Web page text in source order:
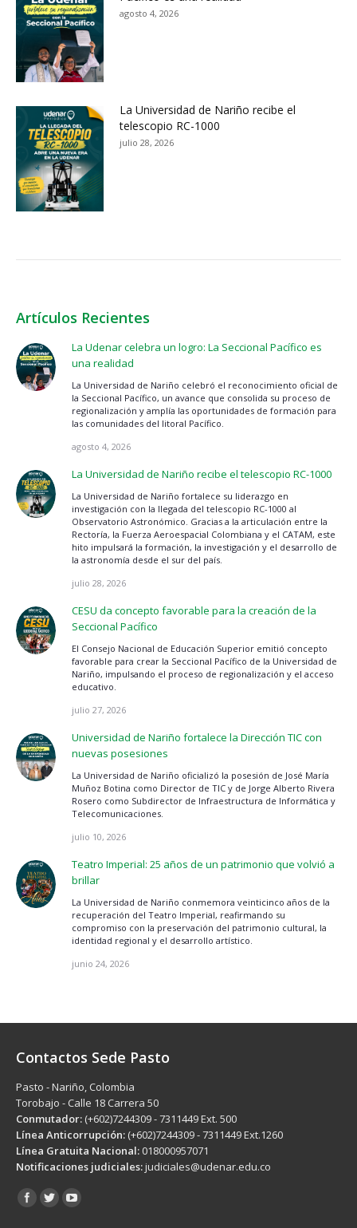
agosto 4, 2026
La Universidad de Nariño recibe el
telescopio RC-1000
julio 28, 2026
Artículos Recientes
La Udenar celebra un logro: La Seccional Pacífico es
una realidad
La Universidad de Nariño celebró el reconocimiento oficial de
la Seccional Pacífico, un avance que consolida su proceso de
regionalización y amplía las oportunidades de formación para
las comunidades del litoral Pacífico.
agosto 4, 2026
La Universidad de Nariño recibe el telescopio RC-1000
La Universidad de Nariño fortalece su liderazgo en
investigación con la llegada del telescopio RC-1000 al
Observatorio Astronómico. Gracias a la articulación entre la
Rectoría, la Fuerza Aeroespacial Colombiana y el CATAM, este
hito impulsará la formación, la investigación y el desarrollo de
la astronomía desde el sur del país.
julio 28, 2026
CESU da concepto favorable para la creación de la
Seccional Pacífico
El Consejo Nacional de Educación Superior emitió concepto
favorable para crear la Seccional Pacífico de la Universidad de
Nariño, impulsando el proceso de regionalización y el acceso
educativo.
julio 27, 2026
Universidad de Nariño fortalece la Dirección TIC con
nuevas posesiones
La Universidad de Nariño oficializó la posesión de José María
Muñoz Botina como Director de TIC y de Jorge Alberto Rivera
Rosero como Subdirector de Infraestructura de Informática y
Telecomunicaciones.
julio 10, 2026
Teatro Imperial: 25 años de un patrimonio que volvió a
brillar
La Universidad de Nariño conmemora veinticinco años de la
recuperación del Teatro Imperial, reafirmando su
compromiso con la preservación del patrimonio cultural, la
identidad regional y el desarrollo artístico.
junio 24, 2026
Contactos Sede Pasto
Pasto - Nariño, Colombia
Torobajo - Calle 18 Carrera 50
Conmutador: (+602)7244309 - 7311449 Ext. 500
Línea Anticorrupción: (+602)7244309 - 7311449 Ext.1260
Línea Gratuita Nacional: 018000957071
Notificaciones judiciales:judiciales@udenar.edu.co
Encuéntranos en: